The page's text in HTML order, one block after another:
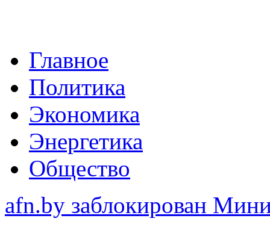
Главное
Политика
Экономика
Энергетика
Общество
afn.by заблокирован